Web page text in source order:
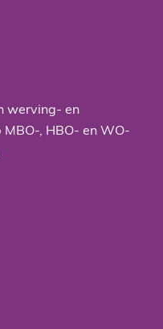
werving- en
, HBO- en WO-